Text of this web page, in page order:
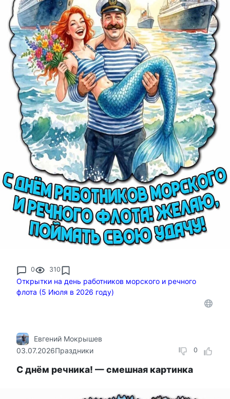
0 310
Открытки на день работников морского и речного
флота (5 Июля в 2026 году)
0
Евгений Мокрышев
03.07.2026Праздники
С днём речника! — смешная картинка